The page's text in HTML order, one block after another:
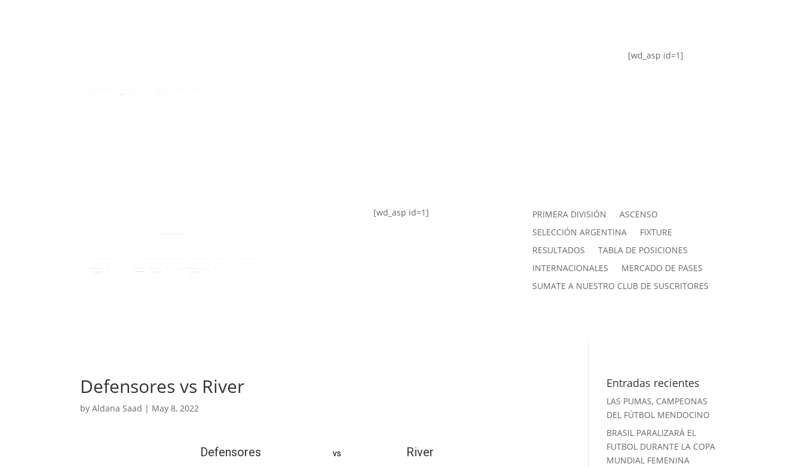
[wd_asp id=1]
[wd_asp id=1] PRIMERA DIVISIÓN
ASCENSO
SELECCIÓN ARGENTINA
FIXTURE
RESULTADOS
TABLA DE POSICIONES
INTERNACIONALES
MERCADO DE PASES
SUMATE A NUESTRO CLUB DE SUSCRITORES
Defensores vs River
byAldana Saad | May 8, 2022
Defensores vs River
Entradas recientes
LAS PUMAS, CAMPEONAS
DEL FÚTBOL MENDOCINO
BRASIL PARALIZARÁ EL
FUTBOL DURANTE LA COPA
MUNDIAL FEMENINA